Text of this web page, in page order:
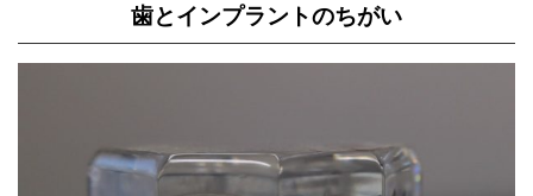
歯とインプラントのちがい